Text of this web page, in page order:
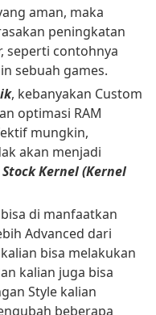
aman, maka
peningkatan
seperti contohnya
sebuah games.
, kebanyakan Custom
optimasi RAM
mungkin,
akan menjadi
Stock Kernel (Kernel
di manfaatkan
Advanced dari
bisa melakukan
kalian juga bisa
Style kalian
beberapa